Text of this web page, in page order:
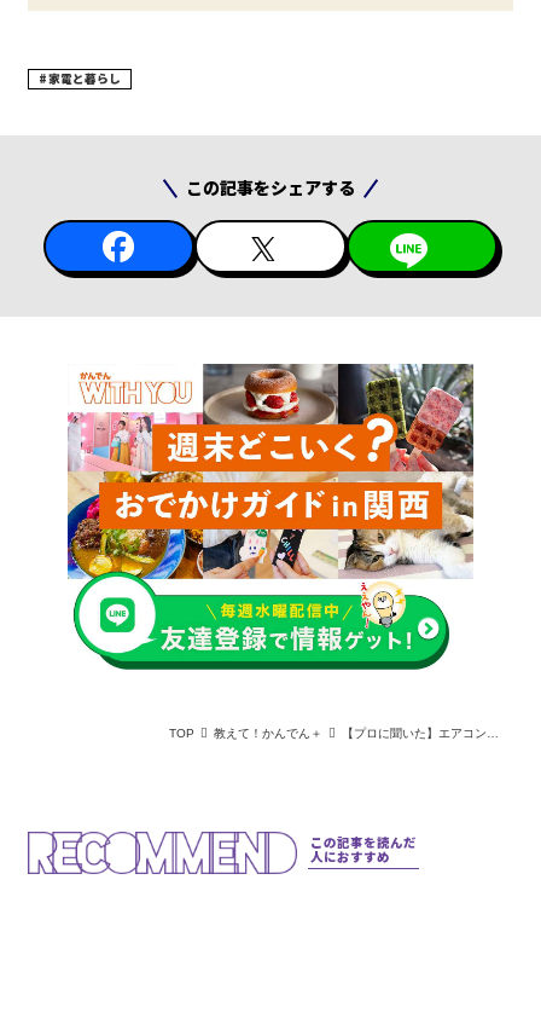
家電と暮らし
この記事をシェアする
TOP 教えて！かんでん＋
この記事を読んだ
人におすすめ